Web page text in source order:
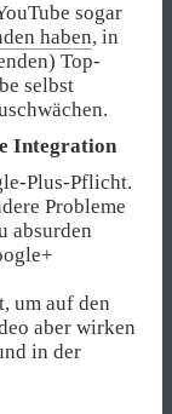
sogar
haben, in
Top-
selbst
Integration
Plus-Pflicht.
Probleme
absurden
um auf den
aber wirken
in der